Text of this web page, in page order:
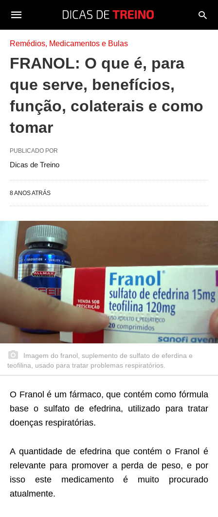
Remédios, Medicamentos e Bulas
FRANOL: O que é, para
que serve, benefícios,
função, colaterais e como
tomar
PUBLICADO POR
Dicas de Treino
8 ANOS ATRÁS
Imagem do franol, suplemento de sulfato de eferdina e
teofilina, usado para tratar problemas respiratórios.
O Franol é um fármaco, que contém como fórmula
base o sulfato de efedrina, utilizado para tratar
doenças respiratórias.
A quantidade de efedrina que contém o Franol é
relevante para promover a perda de peso, e por
isso este medicamento é muito procurado
atualmente.